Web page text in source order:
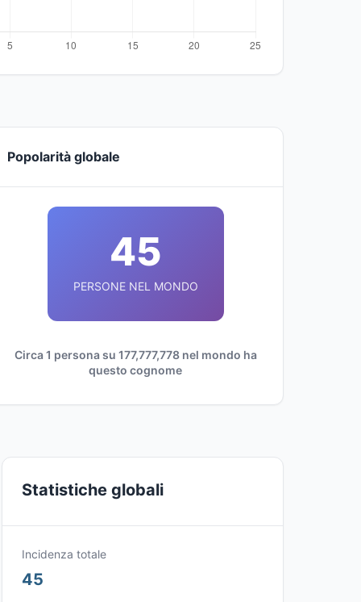
Popolarità globale
45
PERSONE NEL MONDO
Circa 1 persona su 177,777,778 nel mondo ha
questo cognome
Statistiche globali
Incidenza totale
45